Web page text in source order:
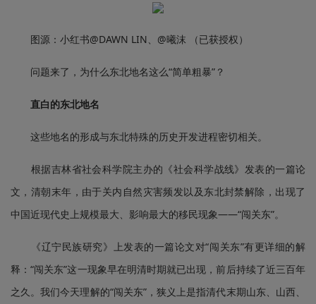
图源：小红书@DAWN LIN、@曦沫 （已获授权）
问题来了，为什么东北地名这么“简单粗暴”？
直白的东北地名
这些地名的形成与东北特殊的历史开发进程密切相关。
根据吉林省社会科学院主办的《社会科学战线》发表的一篇论
文，清朝末年，由于关内自然灾害频发以及东北封禁解除，出现了
中国近现代史上规模最大、影响最大的移民现象——“闯关东”。
《辽宁民族研究》上发表的一篇论文对“闯关东”有更详细的解
释：“闯关东”这一现象早在明清时期就已出现，前后持续了近三百年
之久。我们今天理解的“闯关东”，狭义上是指清代末期山东、山西、